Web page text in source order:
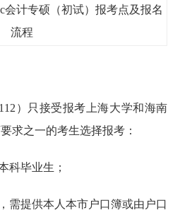
）只接受报考上海大学和海南
求之一的考生选择报考：
科毕业生；
需提供本人本市户口簿或由户口